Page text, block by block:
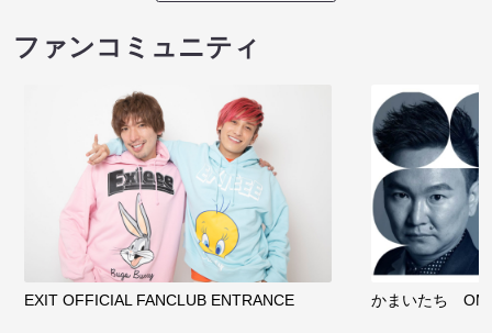
ファンコミュニティ
EXIT OFFICIAL FANCLUB ENTRANCE かまいたち